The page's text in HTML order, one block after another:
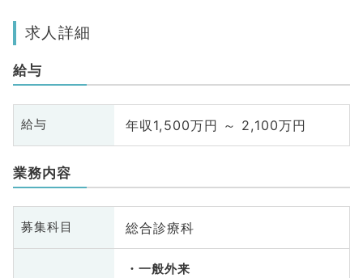
求人詳細
給与
給与 年収1,500万円 ～ 2,100万円
業務内容
募集科目 総合診療科
一般外来